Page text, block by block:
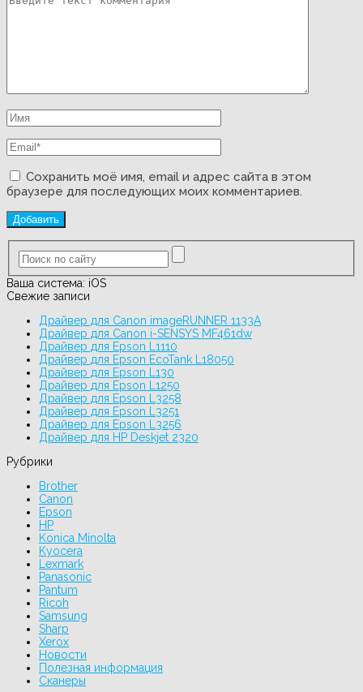
Сохранить моё имя, email и адрес сайта в этом
браузере для последующих моих комментариев.
Ваша система: iOS
Свежие записи
Драйвер для Canon imageRUNNER 1133A
Драйвер для Canon i-SENSYS MF461dw
Драйвер для Epson L1110
Драйвер для Epson EcoTank L18050
Драйвер для Epson L130
Драйвер для Epson L1250
Драйвер для Epson L3258
Драйвер для Epson L3251
Драйвер для Epson L3256
Драйвер для HP Deskjet 2320
Рубрики
Brother
Canon
Epson
HP
Konica Minolta
Kyocera
Lexmark
Panasonic
Pantum
Ricoh
Samsung
Sharp
Xerox
Новости
Полезная информация
Сканеры